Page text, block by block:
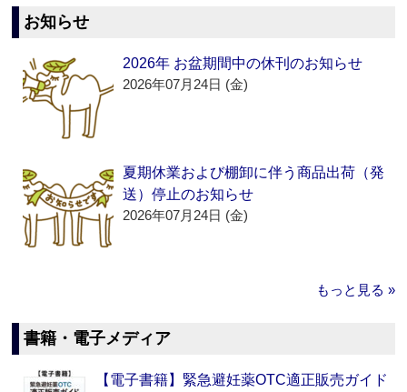
お知らせ
2026年 お盆期間中の休刊のお知らせ
2026年07月24日 (金)
夏期休業および棚卸に伴う商品出荷（発
送）停止のお知らせ
2026年07月24日 (金)
もっと見る »
書籍・電子メディア
【電子書籍】緊急避妊薬OTC適正販売ガイド